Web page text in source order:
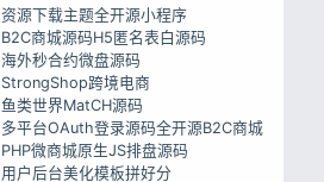
资源下载主题全开源小程序
B2C商城源码H5匿名表白源码
海外秒合约微盘源码
StrongShop跨境电商
鱼类世界MatCH源码
多平台OAuth登录源码全开源B2C商城
PHP微商城原生JS排盘源码
用户后台美化模板拼好分